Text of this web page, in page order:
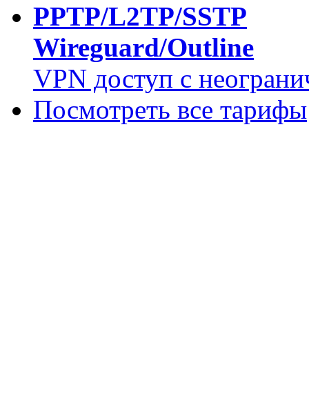
PPTP/L2TP/SSTP
Wireguard/Outline
VPN доступ с
Посмотреть все тарифы